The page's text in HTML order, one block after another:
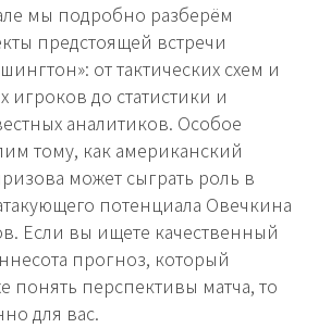
мы подробно разберём
предстоящей встречи
от тактических схем и
игроков до статистики и
аналитиков. Особое
тому, как американский
может сыграть роль в
потенциала Овечкина
Если вы ищете качественный
прогноз, который
понять перспективы матча, то
для вас.